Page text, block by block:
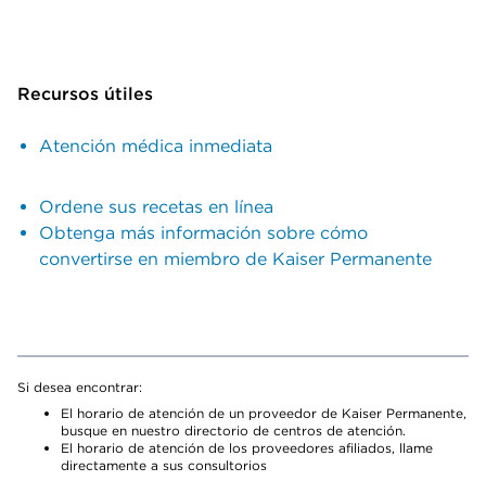
Recursos útiles
Atención médica inmediata
Ordene sus recetas en línea
Obtenga más información sobre cómo
convertirse en miembro de Kaiser Permanente
Si desea encontrar:
El horario de atención de un proveedor de Kaiser Permanente,
busque en nuestro directorio de centros de atención.
El horario de atención de los proveedores afiliados, llame
directamente a sus consultorios